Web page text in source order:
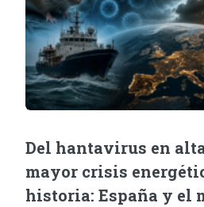
Del hantavirus en
mayor crisis
historia: España y el